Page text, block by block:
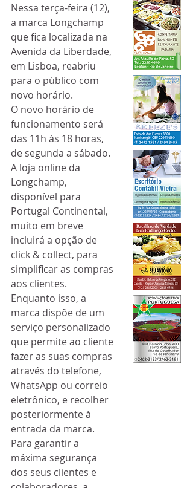
Nessa terça-feira (12),
a marca Longchamp
que fica localizada na
Avenida da Liberdade,
em Lisboa, reabriu
para o público com
novo horário.
O novo horário de
funcionamento será
das 11h às 18 horas,
de segunda a sábado.
A loja online da
Longchamp,
disponível para
Portugal Continental,
muito em breve
incluirá a opção de
click & collect, para
simplificar as compras
aos clientes.
Enquanto isso, a
marca dispõe de um
serviço personalizado
que permite ao cliente
fazer as suas compras
através do telefone,
WhatsApp ou correio
eletrônico, e recolher
posteriormente à
entrada da marca.
Para garantir a
máxima segurança
dos seus clientes e